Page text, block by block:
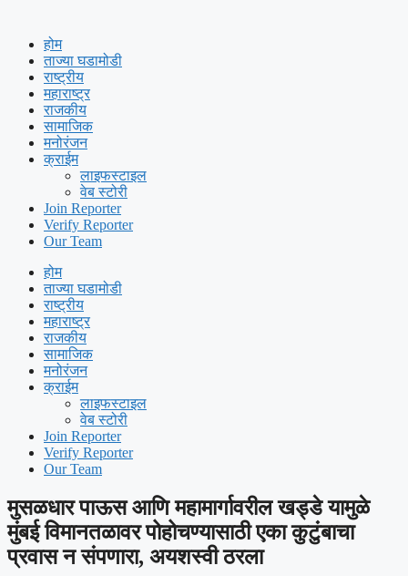
होम
ताज्या घडामोडी
राष्ट्रीय
महाराष्ट्र
राजकीय
सामाजिक
मनोरंजन
क्राईम
लाइफस्टाइल
वेब स्टोरी
Join Reporter
Verify Reporter
Our Team
होम
ताज्या घडामोडी
राष्ट्रीय
महाराष्ट्र
राजकीय
सामाजिक
मनोरंजन
क्राईम
लाइफस्टाइल
वेब स्टोरी
Join Reporter
Verify Reporter
Our Team
मुसळधार पाऊस आणि महामार्गावरील खड्डे यामुळे
मुंबई विमानतळावर पोहोचण्यासाठी एका कुटुंबाचा
प्रवास न संपणारा, अयशस्वी ठरला